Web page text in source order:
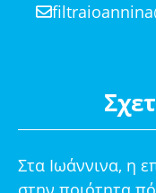
Στα Ιωάννινα, η